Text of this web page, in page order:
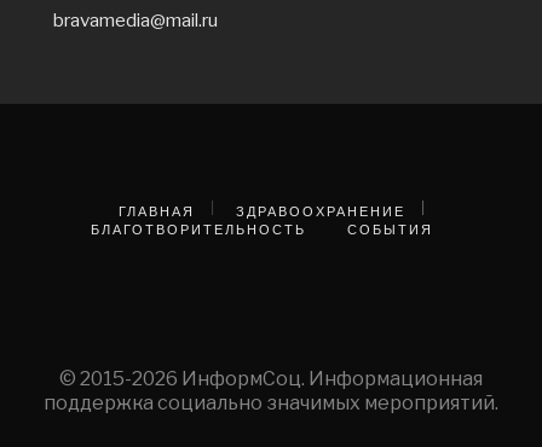
bravamedia@mail.ru
ГЛАВНАЯ
ЗДРАВООХРАНЕНИЕ
БЛАГОТВОРИТЕЛЬНОСТЬ
СОБЫТИЯ
© 2015-2026 ИнформСоц. Информационная
поддержка социально значимых мероприятий.